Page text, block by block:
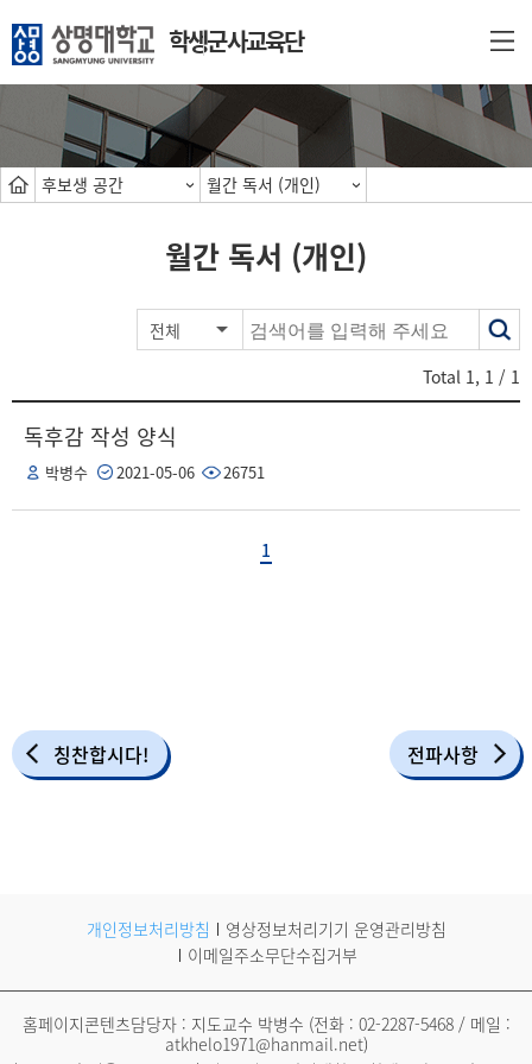
학생군사교육단
후보생 공간 월간 독서 (개인)
월간 독서 (개인)
전체
Total 1 , 1 / 1
독후감 작성 양식
박병수 2021-05-06 26751
1
칭찬합시다! 전파사항
개인정보처리방침
영상정보처리기기 운영관리방침
이메일주소무단수집거부
홈페이지콘텐츠담당자 : 지도교수 박병수 (전화 : 02-2287-5468/ 메일 :
atkhelo1971@hanmail.net)